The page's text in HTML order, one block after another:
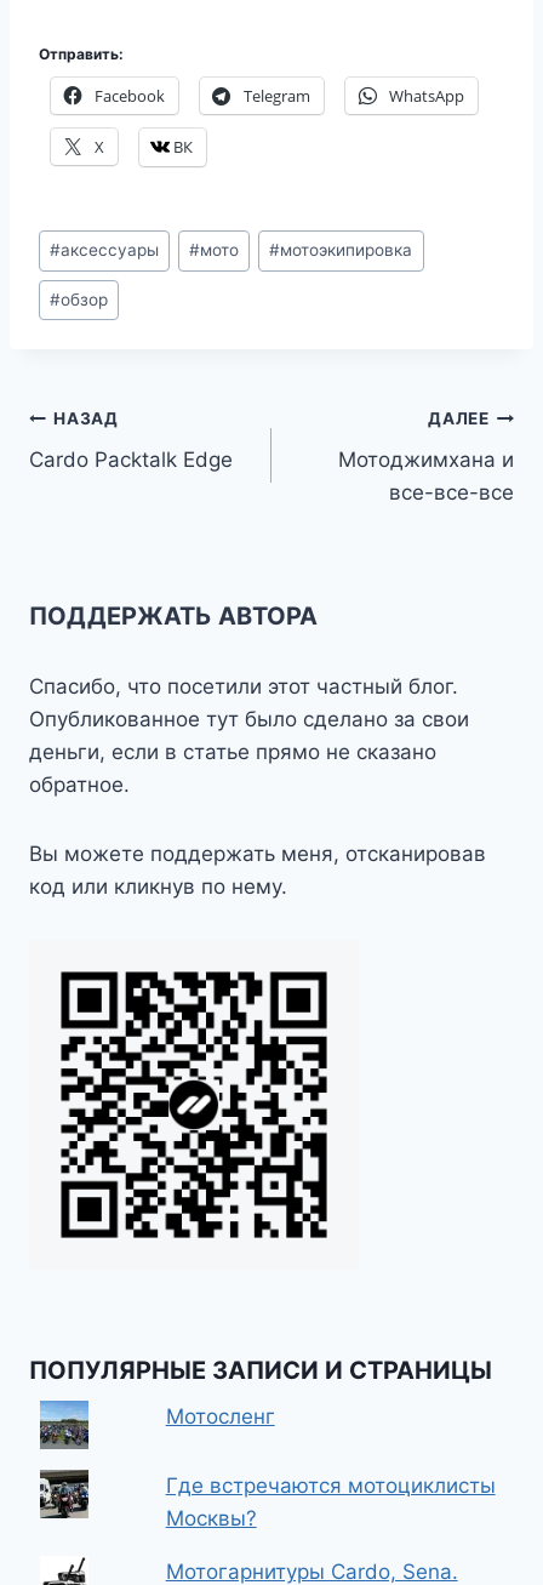
Отправить:
Facebook Telegram WhatsApp
X ВК
Метки
записи:
#аксессуары #мото #мотоэкипировка
#обзор
Навигация
по
НАЗАД
Cardo Packtalk Edge
ДАЛЕЕ
Мотоджимхана и
все-все-все
ПОДДЕРЖАТЬ АВТОРА
Спасибо, что посетили этот частный блог.
Опубликованное тут было сделано за свои
деньги, если в статье прямо не сказано
обратное.
Вы можете поддержать меня, отсканировав
код или кликнув по нему.
ПОПУЛЯРНЫЕ ЗАПИСИ И СТРАНИЦЫ
Мотосленг
Где встречаются мотоциклисты
Москвы?
Мотогарнитуры Cardo, Sena.